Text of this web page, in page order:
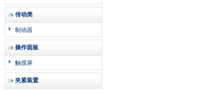
传动类
制动器
操作面板
触摸屏
夹紧装置